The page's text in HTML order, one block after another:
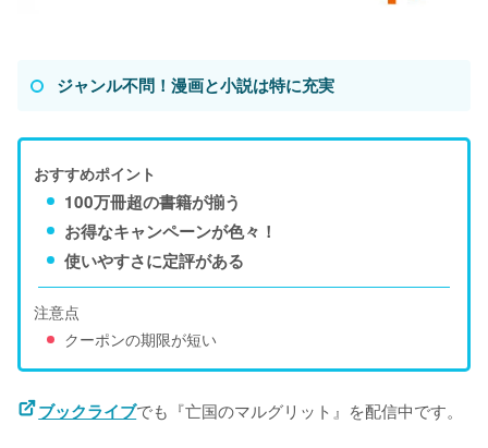
ジャンル不問！漫画と小説は特に充実
おすすめポイント
100万冊超の書籍が揃う
お得なキャンペーンが色々！
使いやすさに定評がある
注意点
クーポンの期限が短い
ブックライブでも『亡国のマルグリット』を配信中です。